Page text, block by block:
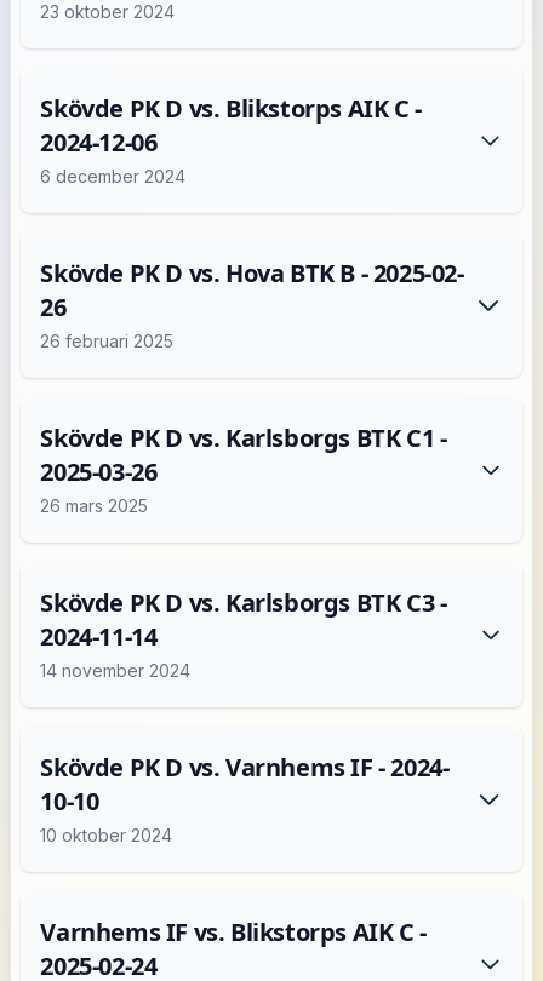
23 oktober 2024
Skövde PK D vs. Blikstorps AIK C -
2024-12-06
6 december 2024
Skövde PK D vs. Hova BTK B - 2025-02-
26
26 februari 2025
Skövde PK D vs. Karlsborgs BTK C1 -
2025-03-26
26 mars 2025
Skövde PK D vs. Karlsborgs BTK C3 -
2024-11-14
14 november 2024
Skövde PK D vs. Varnhems IF - 2024-
10-10
10 oktober 2024
Varnhems IF vs. Blikstorps AIK C -
2025-02-24